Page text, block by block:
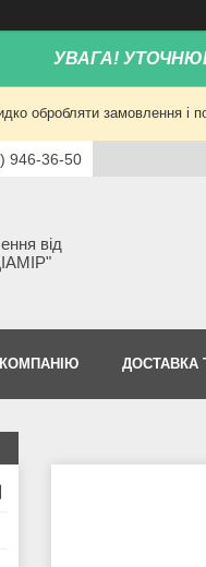
УВАГА!
обробляти замовлення і
946-36-50
від
ДОСТАВКА